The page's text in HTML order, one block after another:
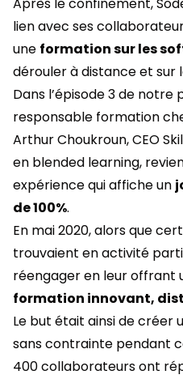
lien avec ses
une formation sur les
dérouler à distance et sur
Dans l’épisode 3 de notre
responsable formation
Arthur Choukroun, CEO
en blended learning,
expérience qui affiche un
de 100%.
En mai 2020, alors que
trouvaient en activité
réengager en leur offrant
formation innovant,
Le but était ainsi de
sans contrainte pendant
400 collaborateurs ont